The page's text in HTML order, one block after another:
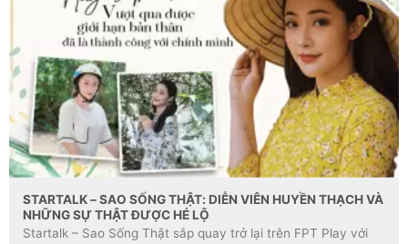
STARTALK – SAO SỐNG THẬT: DIỄN VIÊN HUYỀN THẠCH VÀ
NHỮNG SỰ THẬT ĐƯỢC HÉ LỘ
Startalk – Sao Sống Thật sắp quay trở lại trên FPT Play với